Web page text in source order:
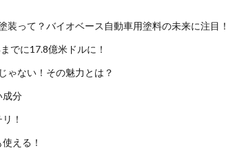
装って？バイオベース自動車用塗料の未来に注目！
でに17.8億米ドルに！
ゃない！その魅力とは？
成分
！
える！